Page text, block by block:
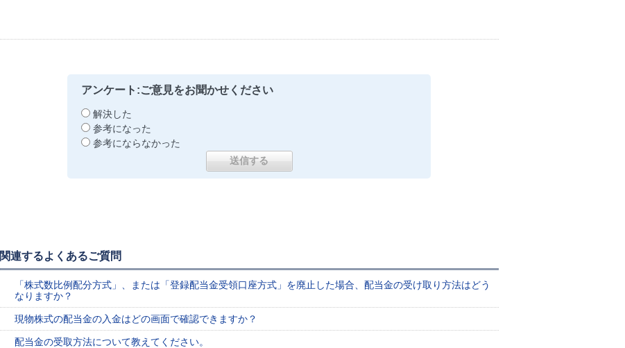
アンケート:ご意見をお聞かせください
解決した
参考になった
参考にならなかった
関連するよくあるご質問
「株式数比例配分方式」、または「登録配当金受領口座方式」を廃止した場合、配当金の受け取り方法はどう
なりますか？
現物株式の配当金の入金はどの画面で確認できますか？
配当金の受取方法について教えてください。